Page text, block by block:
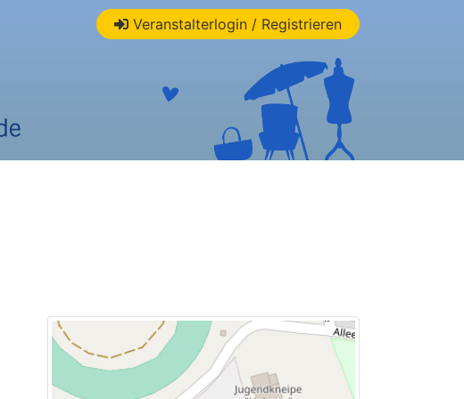
Veranstalterlogin / Registrieren